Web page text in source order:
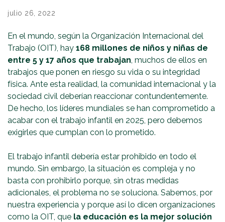
julio 26, 2022
En el mundo, según la Organización Internacional del
Trabajo (OIT), hay 168 millones de niños y niñas de
entre 5 y 17 años que trabajan, muchos de ellos en
trabajos que ponen en riesgo su vida o su integridad
física. Ante esta realidad, la comunidad internacional y la
sociedad civil deberían reaccionar contundentemente.
De hecho, los líderes mundiales se han comprometido a
acabar con el trabajo infantil en 2025, pero debemos
exigirles que cumplan con lo prometido.
El trabajo infantil debería estar prohibido en todo el
mundo. Sin embargo, la situación es compleja y no
basta con prohibirlo porque, sin otras medidas
adicionales, el problema no se soluciona. Sabemos, por
nuestra experiencia y porque así lo dicen organizaciones
como la OIT, que la educación es la mejor solución